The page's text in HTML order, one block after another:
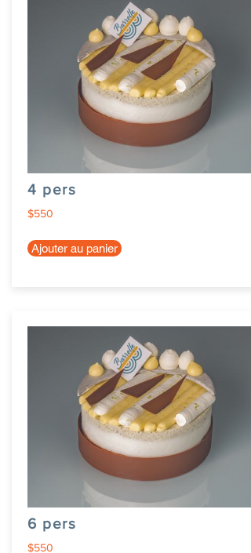
4 pers
$550
Ajouter au panier
6 pers
$550